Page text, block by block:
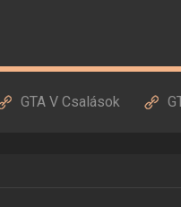
GTA V Csalások